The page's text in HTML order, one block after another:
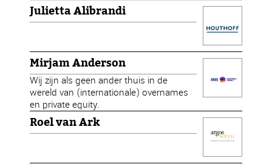
Julietta Alibrandi
Mirjam Anderson
Wij zijn als geen ander thuis in de
wereld van (internationale) overnames
en private equity.
Roel van Ark